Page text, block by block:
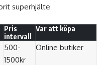
superhjälte
Pris
intervall
Var att köpa
500-
1500kr
Online butiker